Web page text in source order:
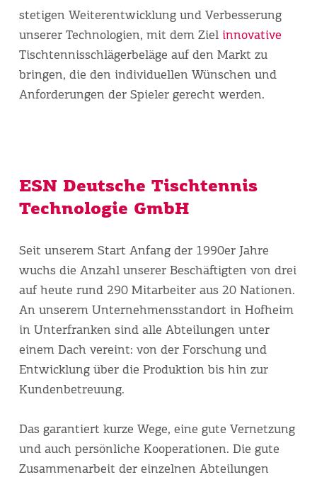
stetigen Weiterentwicklung und Verbesserung
unserer Technologien, mit dem Ziel innovative
Tischtennisschlägerbeläge auf den Markt zu
bringen, die den individuellen Wünschen und
Anforderungen der Spieler gerecht werden.
ESN Deutsche Tischtennis
Technologie GmbH
Seit unserem Start Anfang der 1990er Jahre
wuchs die Anzahl unserer Beschäftigten von drei
auf heute rund 290 Mitarbeiter aus 20 Nationen.
An unserem Unternehmensstandort in Hofheim
in Unterfranken sind alle Abteilungen unter
einem Dach vereint: von der Forschung und
Entwicklung über die Produktion bis hin zur
Kundenbetreuung.
Das garantiert kurze Wege, eine gute Vernetzung
und auch persönliche Kooperationen. Die gute
Zusammenarbeit der einzelnen Abteilungen